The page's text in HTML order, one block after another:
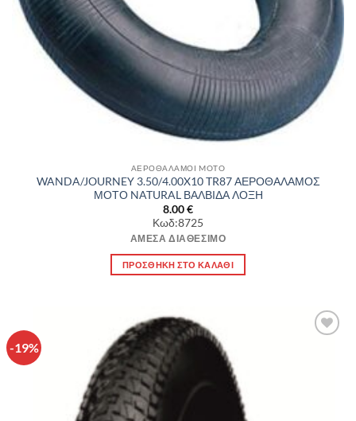
ΑΕΡΟΘΑΛΑΜΟΙ MOTO
WANDA/JOURNEY 3.50/4.00X10 TR87 ΑΕΡΟΘΑΛΑΜΟΣ
ΜΟΤΟ NATURAL ΒΑΛΒΙΔΑ ΛΟΞΗ
8.00€
Κωδ:8725
ΆΜΕΣΑ ΔΙΑΘΈΣΙΜΟ
ΠΡΟΣΘΉΚΗ ΣΤΟ ΚΑΛΆΘΙ
-19%